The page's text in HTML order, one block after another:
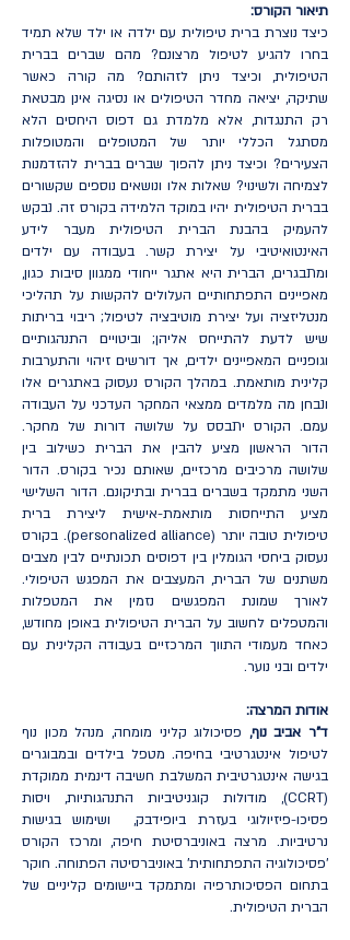
תיאור הקורס:
כיצד נוצרת ברית טיפולית עם ילדה או ילד שלא תמיד
בחרו להגיע לטיפול מרצונם? מהם שברים בברית
הטיפולית, וכיצד ניתן לזהותם? מה קורה כאשר
שתיקה, יציאה מחדר הטיפולים או נסיגה אינן מבטאת
רק התנגדות, אלא מלמדת גם דפוס היחסים הלא
מסתגל הכללי יותר של המטופלים והמטופלות
הצעירים? וכיצד ניתן להפוך שברים בברית להזדמנות
לצמיחה ולשינוי? שאלות אלו ונושאים נוספים שקשורים
בברית הטיפולית יהיו במוקד הלמידה בקורס זה. נבקש
להעמיק בהבנת הברית הטיפולית מעבר לידע
האינטואיטיבי על יצירת קשר. בעבודה עם ילדים
ומתבגרים, הברית היא אתגר ייחודי ממגוון סיבות כגון,
מאפיינים התפתחותיים העלולים להקשות על תהליכי
מנטליזציה ועל יצירת מוטיבציה לטיפול; ריבוי בריתות
שיש לדעת להתייחס אליהן; וביטויים התנהגותיים
וגופניים המאפיינים ילדים, אך דורשים זיהוי והתערבות
קלינית מותאמת. במהלך הקורס נעסוק באתגרים אלו
ונבחן מה מלמדים ממצאי המחקר העדכני על העבודה
עמם. הקורס יתבסס על שלושה דורות של מחקר.
הדור הראשון מציע להבין את הברית כשילוב בין
שלושה מרכיבים מרכזיים, שאותם נכיר בקורס. הדור
השני מתמקד בשברים בברית ובתיקונם. הדור השלישי
מציע התייחסות מותאמת-אישית ליצירת ברית
טיפולית טובה יותר (personalized alliance). בקורס
נעסוק ביחסי הגומלין בין דפוסים תכונתיים לבין מצבים
משתנים של הברית, המעצבים את המפגש הטיפולי.
לאורך שמונת המפגשים נזמין את המטפלות
והמטפלים לחשוב על הברית הטיפולית באופן מחודש,
כאחד מעמודי התווך המרכזיים בעבודה הקלינית עם
ילדים ובני נוער.
אודות המרצה:
ד"ר אביב נוף, פסיכולוג קליני מומחה, מנהל מכון נוף
לטיפול אינטגרטיבי בחיפה. מטפל בילדים ובמבוגרים
בגישה אינטגרטיבית המשלבת חשיבה דינמית ממוקדת
(CCRT), מודולות קוגניטיביות התנהגותיות, ויסות
פסיכו-פיזיולוגי בעזרת ביופידבק, ושימוש בגישות
נרטיביות. מרצה באוניברסיטת חיפה, ומרכז הקורס
'פסיכולוגיה התפתחותית' באוניברסיטה הפתוחה. חוקר
בתחום הפסיכותרפיה ומתמקד ביישומים קליניים של
הברית הטיפולית.